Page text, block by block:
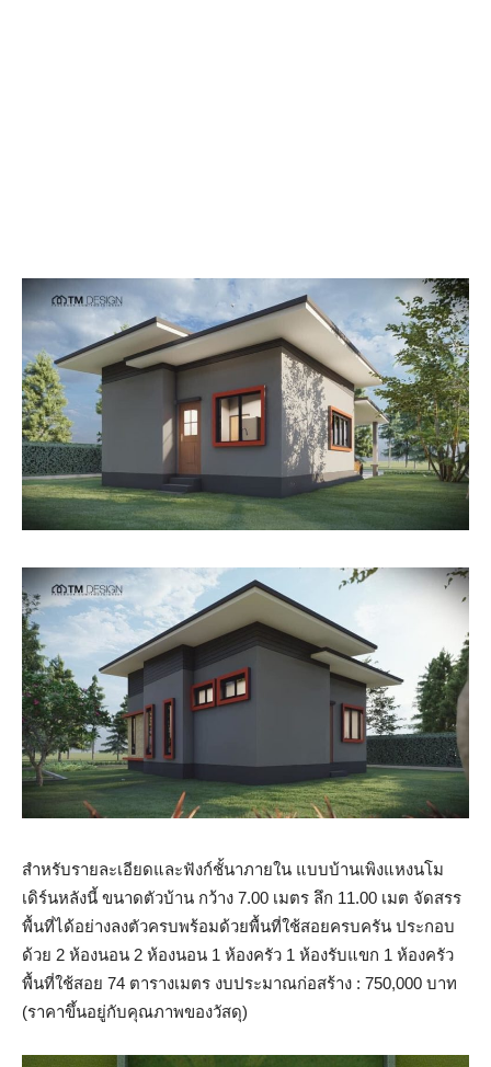
สำหรับรายละเอียดและฟังก์ชั้นาภายใน แบบบ้านเพิงแหงนโม
เดิร์นหลังนี้ ขนาดตัวบ้าน กว้าง 7.00 เมตร ลึก 11.00 เมต จัดสรร
พื้นที่ได้อย่างลงตัวครบพร้อมด้วยพื้นที่ใช้สอยครบครัน ประกอบ
ด้วย 2 ห้องนอน 2 ห้องนอน 1 ห้องครัว 1 ห้องรับแขก 1 ห้องครัว
พื้นที่ใช้สอย 74 ตารางเมตร งบประมาณก่อสร้าง : 750,000 บาท
(ราคาขึ้นอยู่กับคุณภาพของวัสดุ)